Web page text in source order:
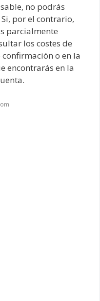
no podrás
por el contrario,
parcialmente
los costes de
o en la
encontrarás en la